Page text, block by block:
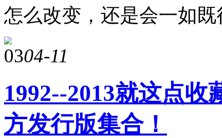
怎么改变，还是会一如
0304-11
1992--2013就这点
方发行版集合！